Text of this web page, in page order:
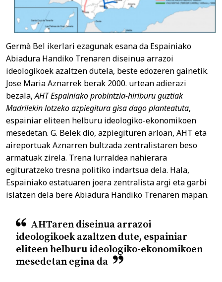
Germà Bel ikerlari ezagunak esana da Espainiako
Abiadura Handiko Trenaren diseinua arrazoi
ideologikoek azaltzen dutela, beste edozeren gainetik.
Jose Maria Aznarrek berak 2000. urtean adierazi
bezala,AHT Espainiako probintzia-hiriburu guztiak
Madrilekin lotzeko azpiegitura gisa dago planteatuta,
espainiar eliteen helburu ideologiko-ekonomikoen
mesedetan. G. Belek dio, azpiegituren arloan, AHT eta
aireportuak Aznarren bultzada zentralistaren beso
armatuak zirela. Trena lurraldea nahierara
egituratzeko tresna politiko indartsua dela. Hala,
Espainiako estatuaren joera zentralista argi eta garbi
islatzen dela bere Abiadura Handiko Trenaren mapan.
AHTaren diseinua arrazoi
ideologikoek azaltzen dute, espainiar
eliteen helburu ideologiko-ekonomikoen
mesedetan egina da